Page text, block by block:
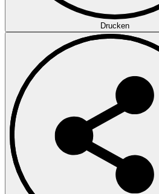
Drucken